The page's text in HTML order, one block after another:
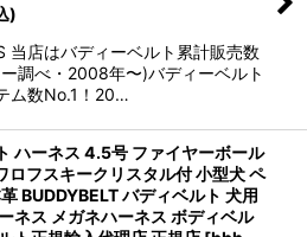
)
当店はバディーベルト累計販売数
調べ・2008年〜)バディーベルト
ム数No.1！20…
ハーネス 4.5号 ファイヤーボール
ロフスキークリスタル付 小型犬 ペ
BUDDYBELT バディベルト 犬用
ネス メガネハーネス ボディベル